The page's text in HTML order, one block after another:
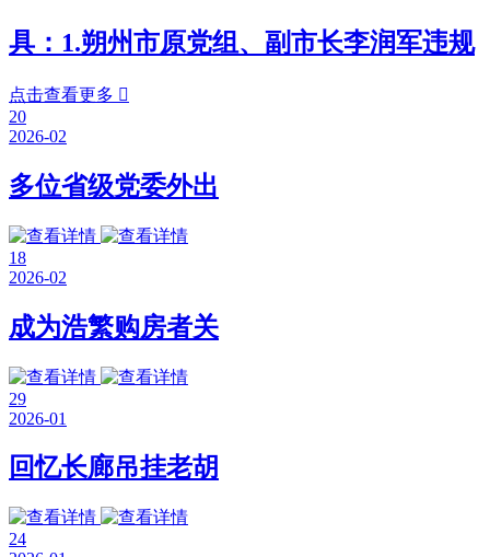
具：1.朔州市原党组、副市长李润军违规
点击查看更多 
20
2026-02
多位省级党委外出
18
2026-02
成为浩繁购房者关
29
2026-01
回忆长廊吊挂老胡
24